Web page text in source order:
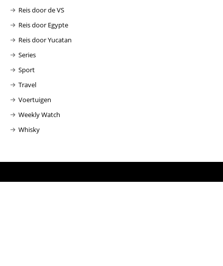
Reis door de VS
Reis door Egypte
Reis door Yucatan
Series
Sport
Travel
Voertuigen
Weekly Watch
Whisky